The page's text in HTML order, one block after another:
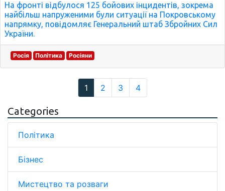
На фронті відбулося 125 бойових інцидентів, зокрема
найбільш напруженими були ситуації на Покровському
напрямку, повідомляє Генеральний штаб Збройних Сил
України.
Росія Політика Росіяни
1 2 3 4
Categories
Політика
Бізнес
Мистецтво та розваги